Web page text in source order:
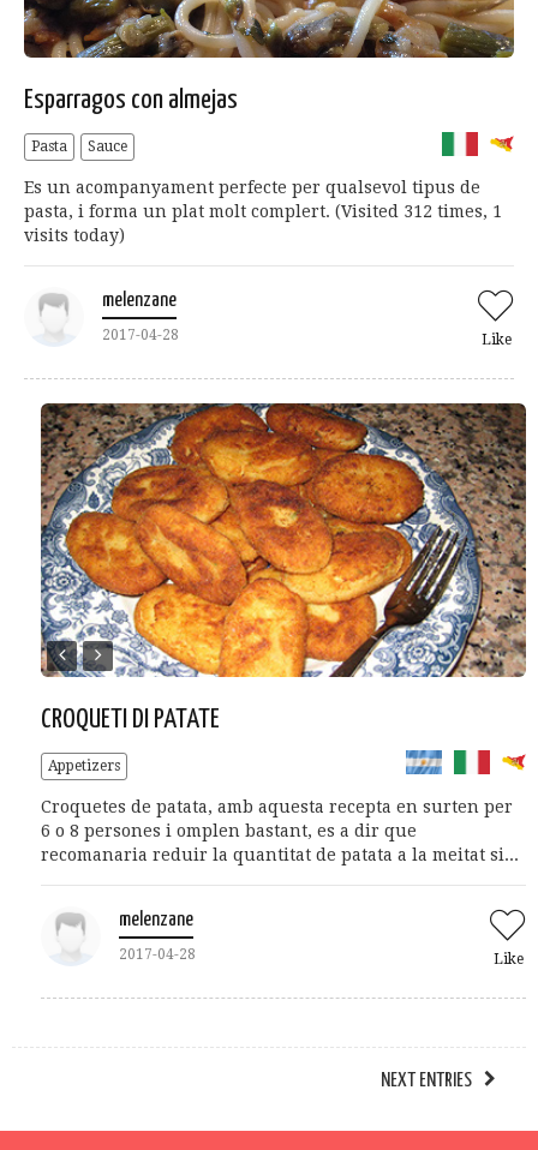
Esparragos con almejas
Pasta Sauce
Es un acompanyament perfecte per qualsevol tipus de
pasta, i forma un plat molt complert. (Visited 312 times, 1
visits today)
melenzane
2017-04-28 Like
CROQUETI DI PATATE
Appetizers
Croquetes de patata, amb aquesta recepta en surten per
6 o 8 persones i omplen bastant, es a dir que
recomanaria reduir la quantitat de patata a la meitat si...
melenzane
2017-04-28 Like
NEXT ENTRIES